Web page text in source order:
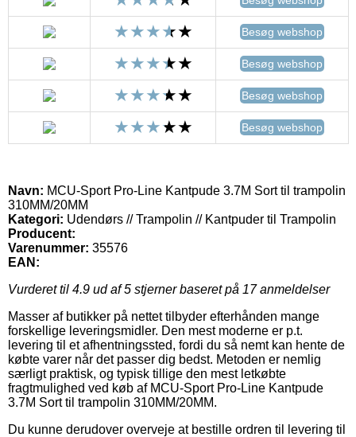
Besøg webshop
Besøg webshop
Besøg webshop
Besøg webshop
Navn: MCU-Sport Pro-Line Kantpude 3.7M Sort til trampolin
310MM/20MM
Kategori: Udendørs // Trampolin // Kantpuder til Trampolin
Producent:
Varenummer: 35576
EAN:
Vurderet til 4.9 ud af 5 stjerner baseret på 17anmeldelser
Masser af butikker på nettet tilbyder efterhånden mange
forskellige leveringsmidler. Den mest moderne er p.t.
levering til et afhentningssted, fordi du så nemt kan hente de
købte varer når det passer dig bedst. Metoden er nemlig
særligt praktisk, og typisk tillige den mest letkøbte
fragtmulighed ved køb af MCU-Sport Pro-Line Kantpude
3.7M Sort til trampolin 310MM/20MM.
Du kunne derudover overveje at bestille ordren til levering til